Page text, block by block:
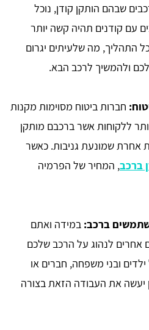
שבהם הותקן קודן, נוכל
עם קודנים תהיה קשה יותר
התהליך, מה שלעיתים יגרום
ולהמשיך לרכב הבא.
חברות ביטוח מסוימות מקנות
ללקוחות אשר ברכבם מותקן
אחרת שמונעת גניבות. כאשר
ברכב, המחיר של הפרמיה
ברכב: במידה ואתם
אחרים לנהוג על הרכב שלכם
ובני משפחה, חברים או
יעשה את העבודה הזאת בצורה